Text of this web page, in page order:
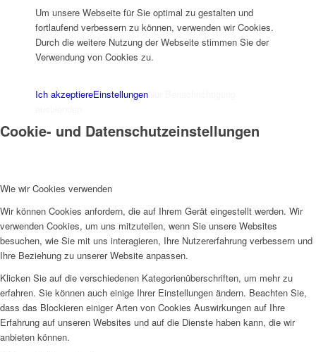
Um unsere Webseite für Sie optimal zu gestalten und
fortlaufend verbessern zu können, verwenden wir Cookies.
Durch die weitere Nutzung der Webseite stimmen Sie der
Verwendung von Cookies zu.
Ich akzeptiereEinstellungen
Cookie- und Datenschutzeinstellungen
Wie wir Cookies verwenden
Wir können Cookies anfordern, die auf Ihrem Gerät eingestellt werden. Wir
verwenden Cookies, um uns mitzuteilen, wenn Sie unsere Websites
besuchen, wie Sie mit uns interagieren, Ihre Nutzererfahrung verbessern und
Ihre Beziehung zu unserer Website anpassen.
Klicken Sie auf die verschiedenen Kategorienüberschriften, um mehr zu
erfahren. Sie können auch einige Ihrer Einstellungen ändern. Beachten Sie,
dass das Blockieren einiger Arten von Cookies Auswirkungen auf Ihre
Erfahrung auf unseren Websites und auf die Dienste haben kann, die wir
anbieten können.